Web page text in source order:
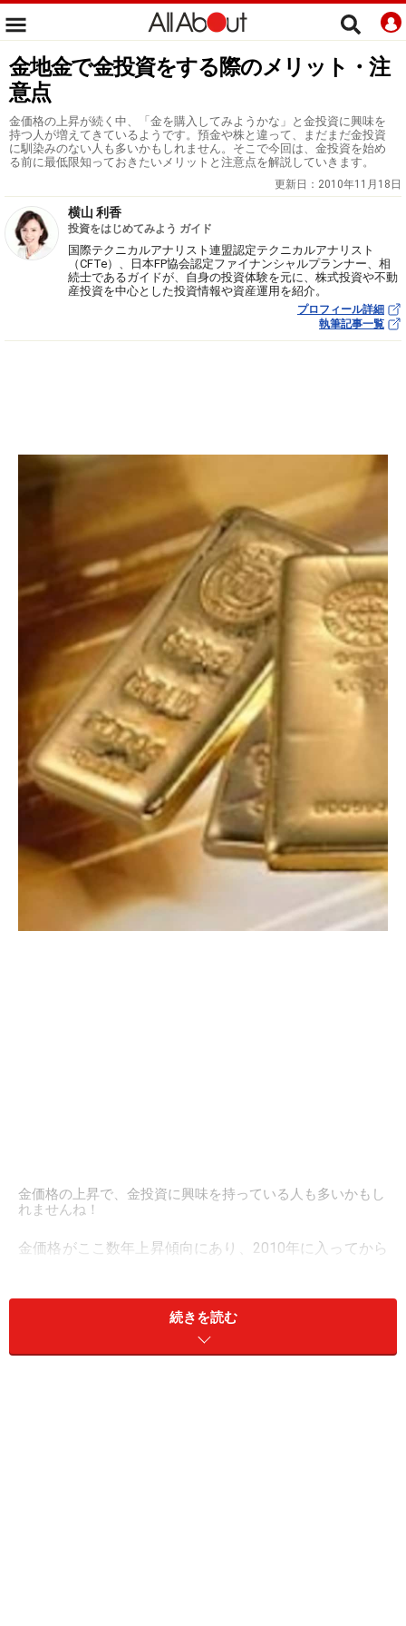
金地金で金投資をする際のメリット・注
意点
金価格の上昇が続く中、「金を購入してみようかな」と金投資に興味を
持つ人が増えてきているようです。預金や株と違って、まだまだ金投資
に馴染みのない人も多いかもしれません。そこで今回は、金投資を始め
る前に最低限知っておきたいメリットと注意点を解説していきます。
更新日： 2010年11月18日
横山 利香
投資をはじめてみよう ガイド
国際テクニカルアナリスト連盟認定テクニカルアナリスト
（CFTe）、日本FP協会認定ファイナンシャルプランナー、相
続士であるガイドが、自身の投資体験を元に、株式投資や不動
産投資を中心とした投資情報や資産運用を紹介。
プロフィール詳細
執筆記事一覧
金価格の上昇で、金投資に興味を持っている人も多いかもし
れませんね！
金価格がここ数年上昇傾向にあり、2010年に入ってから
有望な投資先として考える人が増加傾向にあります。
とは言え、投資信託や株などであればずいぶんと身近な
続きを読む